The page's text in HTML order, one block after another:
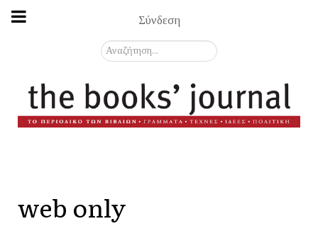
Σύνδεση
Αναζήτηση...
web only